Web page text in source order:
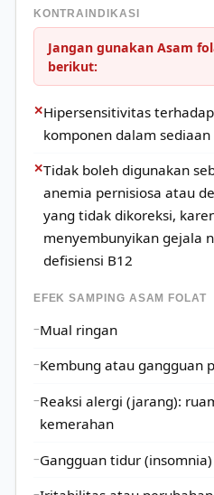
KONTRAINDIKASI
Jangan gunakan Asam
berikut:
✕Hipersensitivitas
komponen dalam sediaan
✕Tidak boleh digunakan
anemia pernisiosa atau
yang tidak dikoreksi,
menyembunyikan gejala
defisiensi B12
EFEK SAMPING ASAM FOLAT
Mual ringan
Kembung atau gangguan
Reaksi alergi (jarang):
kemerahan
Gangguan tidur